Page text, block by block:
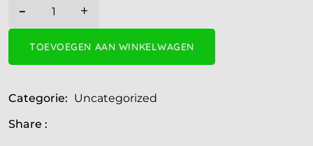
- +
TOEVOEGEN AAN WINKELWAGEN
Categorie: Uncategorized
Share :